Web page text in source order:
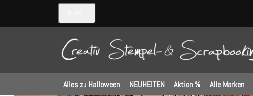
Alles zu Halloween NEUHEITEN Aktion % Alle Marken